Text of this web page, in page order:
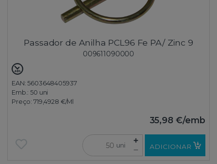
Passador de Anilha PCL96 Fe PA/ Zinc 9
009611090000
EAN: 5603648405937
Emb.:50 uni
Preço: 719,4928 €/Ml
35,98 €/emb
uni ADICIONAR